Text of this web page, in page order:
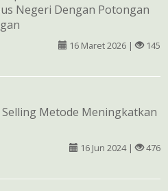
Negeri Dengan Potongan
16 Maret 2026 | 145
Metode Meningkatkan
16 Jun 2024 | 476